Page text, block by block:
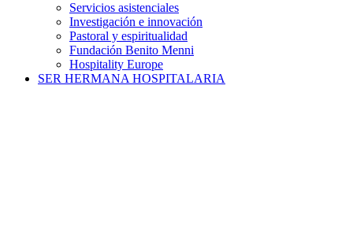
Servicios asistenciales
Investigación e innovación
Pastoral y espiritualidad
Fundación Benito Menni
Hospitality Europe
SER HERMANA HOSPITALARIA